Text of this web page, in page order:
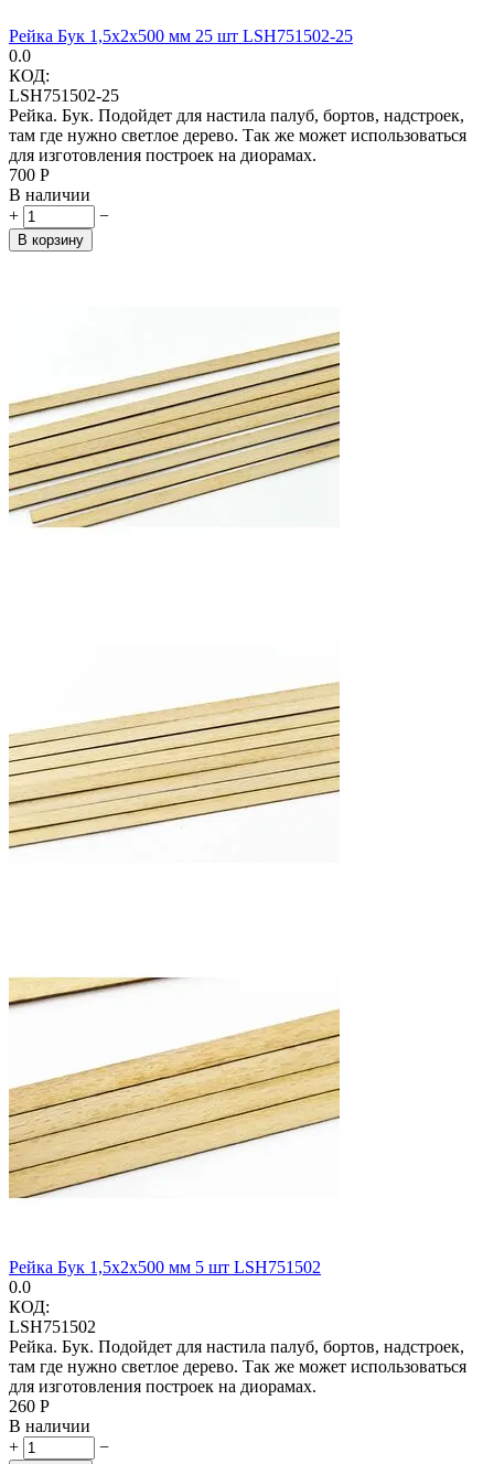
Рейка Бук 1,5х2х500 мм 25 шт LSH751502-25
0.0
КОД:
LSH751502-25
Рейка. Бук. Подойдет для настила палуб, бортов, надстроек,
там где нужно светлое дерево. Так же может использоваться
для изготовления построек на диорамах.
‍700‍ Р
В наличии
+
−
В корзину
Рейка Бук 1,5х2х500 мм 5 шт LSH751502
0.0
КОД:
LSH751502
Рейка. Бук. Подойдет для настила палуб, бортов, надстроек,
там где нужно светлое дерево. Так же может использоваться
для изготовления построек на диорамах.
‍260‍ Р
В наличии
+
−